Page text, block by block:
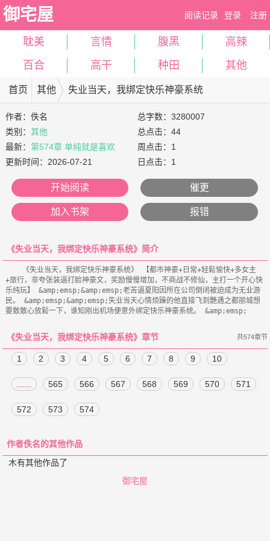
御宅屋 阅读记录 登录 注册
耽美 言情 腹黑
高辣
百合
高干 种田 其他
首页 其他 失业当天，我绑定快乐神豪系统
作者：佚名
类别：其他
最新： 第574章 单纯就是喜欢
更新时间： 2026-07-21
总字数：3280007
总点击：44
周点击：1
日点击：1
开始阅读 催更
加入书架 报错
《失业当天，我绑定快乐神豪系统》简介
+旅行，非夸张装逼打脸神豪文，奖励慢慢增加，不商战不修仙，主打一个开心快
乐纯玩】 &amp;emsp;&amp;emsp;老苦逼夏阳因所在公司倒闭被迫成为无业游
民。 &amp;emsp;&amp;emsp;失业当天心情烦躁的他直接飞到艷遇之都丽城想
《失业当天，我绑定快乐神豪系统》章节 共574章节
1 2 3 4 5 6 7 8 9 10
565 566 567 568 569 570 571
572 573 574
作者佚名的其他作品
木有其他作品了
御宅屋